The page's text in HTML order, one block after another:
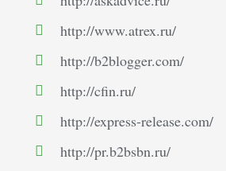
http://www.atrex.ru/
http://b2blogger.com/
http://cfin.ru/
http://express-release.com/
http://pr.b2bsbn.ru/